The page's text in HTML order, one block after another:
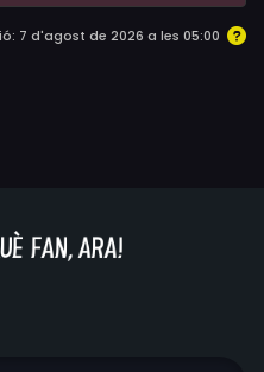
7 d'agost de 2026 a les 05:00